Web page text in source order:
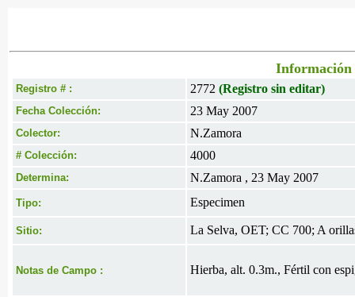
Información
Registro # : 2772 (Registro sin editar)
Fecha Colección: 23 May 2007
Colector: N.Zamora
# Colección: 4000
Determina: N.Zamora , 23 May 2007
Tipo: Especimen
Sitio: La Selva, OET; CC 700; A
Notas de Campo : Hierba, alt. 0.3m., Fértil con